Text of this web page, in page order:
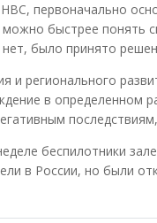
первоначально
быстрее понять
было принято
и регионального
в определенном
беспилотники
в России, но были